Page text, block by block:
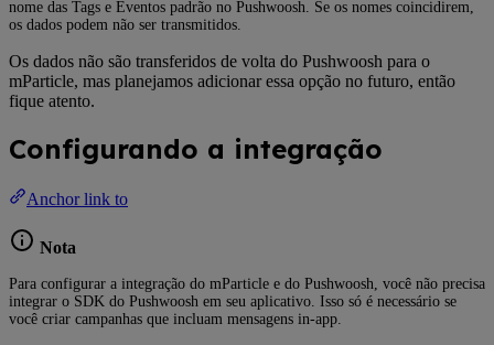
nome das Tags e Eventos padrão no Pushwoosh. Se os nomes coincidirem,
os dados podem não ser transmitidos.
Os dados não são transferidos de volta do Pushwoosh para o
mParticle, mas planejamos adicionar essa opção no futuro, então
fique atento.
Configurando a integração
Anchor link to
Nota
Para configurar a integração do mParticle e do Pushwoosh, você não precisa
integrar o SDK do Pushwoosh em seu aplicativo. Isso só é necessário se
você criar campanhas que incluam mensagens in-app.